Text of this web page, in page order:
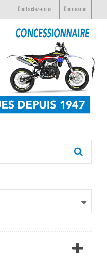
Connexion
Contactez-nous